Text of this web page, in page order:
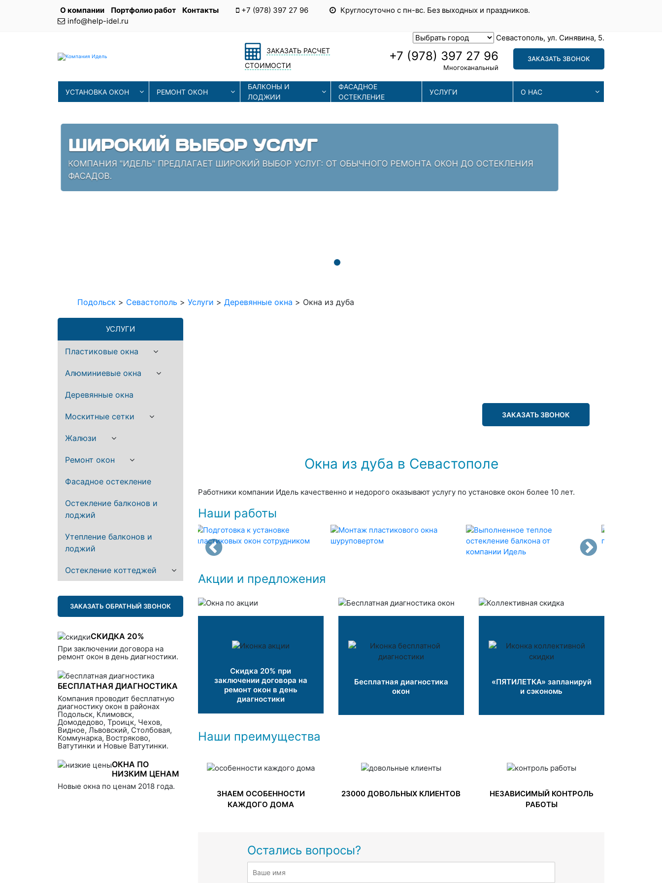
О компании Портфолио работ Контакты +7 (978) 397 27 96
Круглосуточно с пн-вс. Без выходных и праздников.
info@help-idel.ru
ЗАКАЗАТЬ РАСЧЕТ
СТОИМОСТИ
Севастополь, ул. Синявина, 5.
+7 (978) 397 27 96
Многоканальный
ЗАКАЗАТЬ ЗВОНОК
УСТАНОВКА ОКОН РЕМОНТ ОКОН
БАЛКОНЫ И
ЛОДЖИИ
ФАСАДНОЕ
ОСТЕКЛЕНИЕ
УСЛУГИ О НАС
СОВРЕМЕННЫЕ ТЕХНОЛОГИИ
НАШИ МАСТЕРА ИСПОЛЬЗУЮТ СОВРЕМЕННЫЕ ТЕХНОЛОГИИ МОНТАЖА И РЕМОНТА. ЗАЛОГ УСПЕХА -
ПРОВЕРЕННЫЕ СПЕЦИАЛИСТЫ, КОТОРЫЕ ЗНАЮТ СВОЁ ДЕЛО!
Подольск > Севастополь > Услуги > Деревянные окна > Окна из дуба
УСЛУГИ
Пластиковые окна
Алюминиевые окна
Деревянные окна
Москитные сетки
Жалюзи
Ремонт окон
Фасадное остекление
Остекление балконов и
лоджий
Утепление балконов и
лоджий
Остекление коттеджей
ЗАКАЗАТЬ ОБРАТНЫЙ ЗВОНОК
СКИДКА 20%
При заключении договора на
ремонт окон в день диагностики.
БЕСПЛАТНАЯ ДИАГНОСТИКА
Компания проводит бесплатную
диагностику окон в районах
Подольск, Климовск,
Домодедово, Троицк, Чехов,
Видное, Львовский, Столбовая,
Коммунарка, Востряково,
Ватутинки и Новые Ватутинки.
ОКНА ПО
НИЗКИМ ЦЕНАМ
Новые окна по ценам 2018 года.
ЗАКАЗАТЬ ЗВОНОК
Окна из дуба в Севастополе
Работники компании Идель качественно и недорого оказывают услугу по установке окон более 10 лет.
Наши работы
Акции и предложения
Скидка 20% при
заключении договора на
ремонт окон в день
диагностики
Бесплатная диагностика
окон
«ПЯТИЛЕТКА» запланируй
и сэкономь
Наши преимущества
ЗНАЕМ ОСОБЕННОСТИ
КАЖДОГО ДОМА
23000 ДОВОЛЬНЫХ КЛИЕНТОВ
НЕЗАВИСИМЫЙ КОНТРОЛЬ
РАБОТЫ
Остались вопросы?